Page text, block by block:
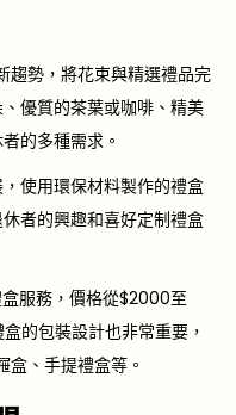
趨勢，將花束與精選禮品完
優質的茶葉或咖啡、精美
的多種需求。
使用環保材料製作的禮盒
者的興趣和喜好定制禮盒
服務，價格從$2000至
的包裝設計也非常重要，
、手提禮盒等。